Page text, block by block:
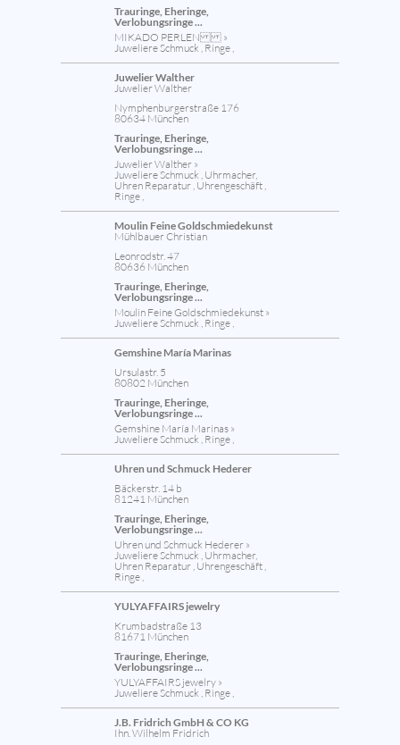
Trauringe, Eheringe,
Verlobungsringe ...
MIKADO PERLEN »
Juweliere Schmuck , Ringe ,
Juwelier Walther
Juwelier Walther
Nymphenburgerstraße 176
80634 München
Trauringe, Eheringe,
Verlobungsringe ...
Juwelier Walther »
Juweliere Schmuck , Uhrmacher,
Uhren Reparatur , Uhrengeschäft ,
Ringe ,
Moulin Feine Goldschmiedekunst
Mühlbauer Christian
Leonrodstr. 47
80636 München
Trauringe, Eheringe,
Verlobungsringe ...
Moulin Feine Goldschmiedekunst »
Juweliere Schmuck , Ringe ,
Gemshine María Marinas
Ursulastr. 5
80802 München
Trauringe, Eheringe,
Verlobungsringe ...
Gemshine María Marinas »
Juweliere Schmuck , Ringe ,
Uhren und Schmuck Hederer
Bäckerstr. 14 b
81241 München
Trauringe, Eheringe,
Verlobungsringe ...
Uhren und Schmuck Hederer »
Juweliere Schmuck , Uhrmacher,
Uhren Reparatur , Uhrengeschäft ,
Ringe ,
YULYAFFAIRS jewelry
Krumbadstraße 13
81671 München
Trauringe, Eheringe,
Verlobungsringe ...
YULYAFFAIRS jewelry »
Juweliere Schmuck , Ringe ,
J.B. Fridrich GmbH & CO KG
Ihn. Wilhelm Fridrich